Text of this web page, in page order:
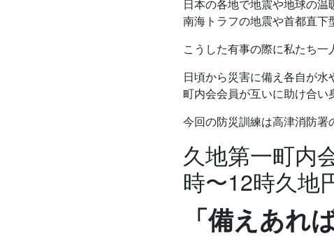
日本の各地で地震や地球の温
南海トラフの地震や首都直下
こうした有事の際に私たち一
日頃から災害に備え各自が
町内会会員が互いに助け合い
今回の防災訓練は高津消防署
久地第一町内
時〜12時久地
「備えあれ